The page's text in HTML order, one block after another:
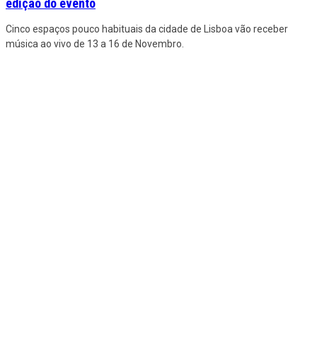
edição do evento
Cinco espaços pouco habituais da cidade de Lisboa vão receber
música ao vivo de 13 a 16 de Novembro.